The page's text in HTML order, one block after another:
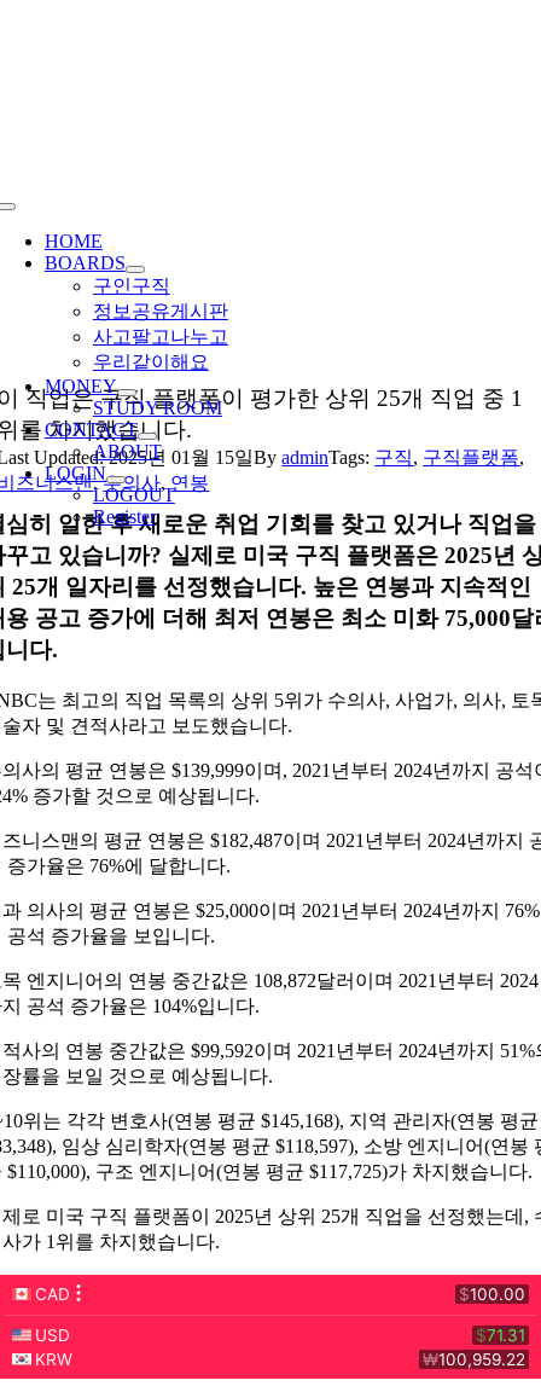
Toggle
Navigation
HOME
BOARDS
구인구직
정보공유게시판
사고팔고나누고
우리같이해요
MONEY
STUDY ROOM
CONTACT
ABOUT
LOGIN
LOGOUT
Register
직업은 구직 플랫폼이 평가한 상위 25개 직업 중 1
를 차지했습니다.
Updated: 2025년 01월 15일ByadminTags: 구직, 구직플랫폼,
즈니스맨,수의사, 연봉
심히 일한 후 새로운 취업 기회를 찾고 있거나 직업을
꾸고 있습니까? 실제로 미국 구직 플랫폼은 2025년
25개 일자리를 선정했습니다. 높은 연봉과 지속적인
용 공고 증가에 더해 최저 연봉은 최소 미화 75,000달
니다.
는 최고의 직업 목록의 상위 5위가 수의사, 사업가, 의사, 토
자 및 견적사라고 보도했습니다.
사의 평균 연봉은 $139,999이며, 2021년부터 2024년까지 공석
증가할 것으로 예상됩니다.
니스맨의 평균 연봉은 $182,487이며 2021년부터 2024년까지
증가율은 76%에 달합니다.
의사의 평균 연봉은 $25,000이며 2021년부터 2024년까지 76%
공석 증가율을 보입니다.
엔지니어의 연봉 중간값은 108,872달러이며 2021년부터
공석 증가율은 104%입니다.
사의 연봉 중간값은 $99,592이며 2021년부터 2024년까지 51%
률을 보일 것으로 예상됩니다.
위는 각각 변호사(연봉 평균 $145,168), 지역 관리자(연봉 평균
임상 심리학자(연봉 평균 $118,597), 소방 엔지니어(연봉
$110,000), 구조 엔지니어(연봉 평균 $117,725)가 차지했습니다.
로 미국 구직 플랫폼이 2025년 상위 25개 직업을 선정했는데,
가 1위를 차지했습니다.